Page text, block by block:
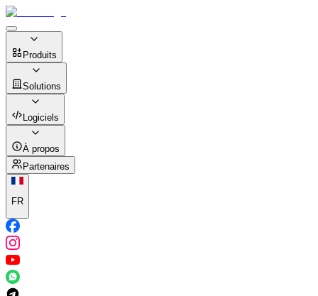
Produits
Solutions
Logiciels
À propos
Partenaires
FR